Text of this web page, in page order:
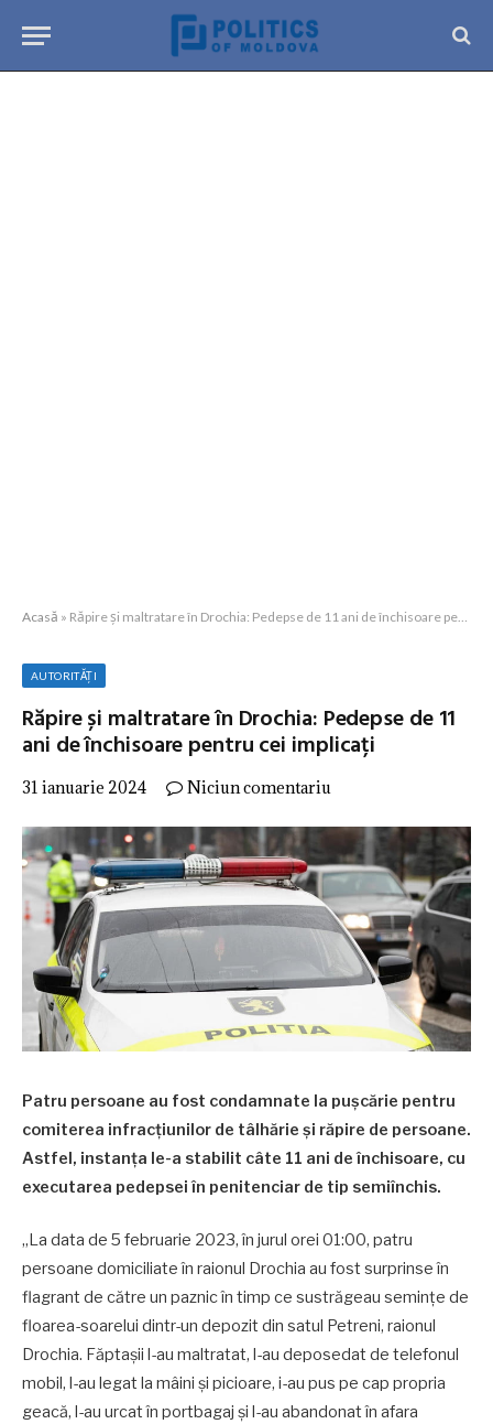
Acasă » Răpire și maltratare în Drochia: Pedepse de 11 ani de închisoare pentru cei implicați
AUTORITĂȚI
Răpire și maltratare în Drochia: Pedepse de 11
ani de închisoare pentru cei implicați
31 ianuarie 2024 Niciun comentariu
Patru persoane au fost condamnate la pușcărie pentru
comiterea infracțiunilor de tâlhărie și răpire de persoane.
Astfel, instanța le-a stabilit câte 11 ani de închisoare, cu
executarea pedepsei în penitenciar de tip semiînchis.
„La data de 5 februarie 2023, în jurul orei 01:00, patru
persoane domiciliate în raionul Drochia au fost surprinse în
flagrant de către un paznic în timp ce sustrăgeau semințe de
floarea-soarelui dintr-un depozit din satul Petreni, raionul
Drochia. Făptașii l-au maltratat, l-au deposedat de telefonul
mobil, l-au legat la mâini și picioare, i-au pus pe cap propria
geacă, l-au urcat în portbagaj și l-au abandonat în afara